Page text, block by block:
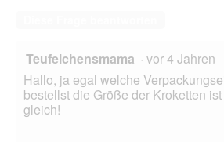
Teufelchensmama · vor 4 Jahren
Hallo, ja egal welche
bestellst die Größe der Kroketten
gleich!